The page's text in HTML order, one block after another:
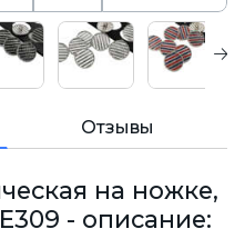
Отзывы
на ножке,
- описание: